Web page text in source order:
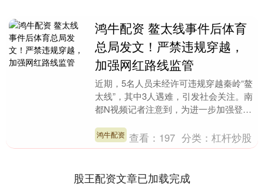
鸿牛配资 鳌太线事件后体育
总局发文！严禁违规穿越，
加强网红路线监管
近期，5名人员未经许可违规穿越秦岭“鳌
太线”，其中3人遇难，引发社会关注。南
都N视频记者注意到，为进一步加强登山
冬季登山户外....
鸿牛配资 查看： 197 分类：杠杆炒股
股王配资文章已加载完成